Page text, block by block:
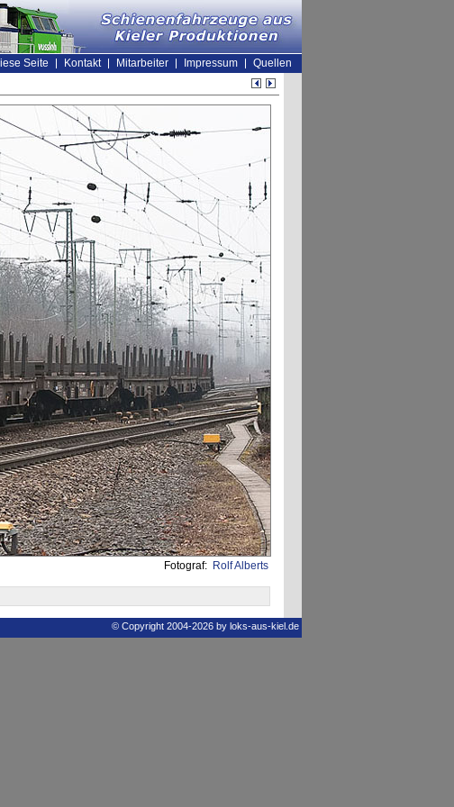
Seite Kontakt Mitarbeiter Impressum
Quellen
Fotograf: Rolf Alberts
© Copyright 2004-2026 by loks-aus-kiel.de